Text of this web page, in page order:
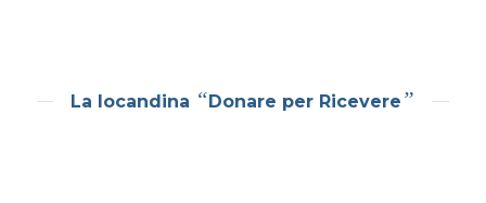
La locandina “Donare per Ricevere ”